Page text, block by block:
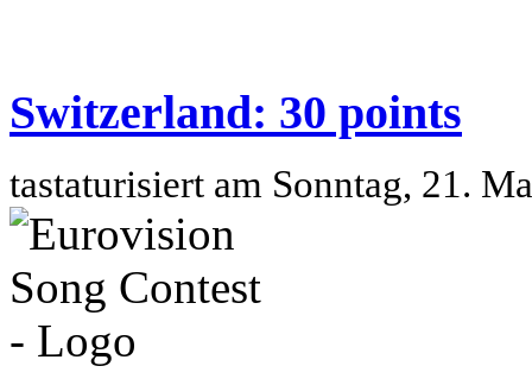
Switzerland: 30 points
tastaturisiert am Sonntag, 21.